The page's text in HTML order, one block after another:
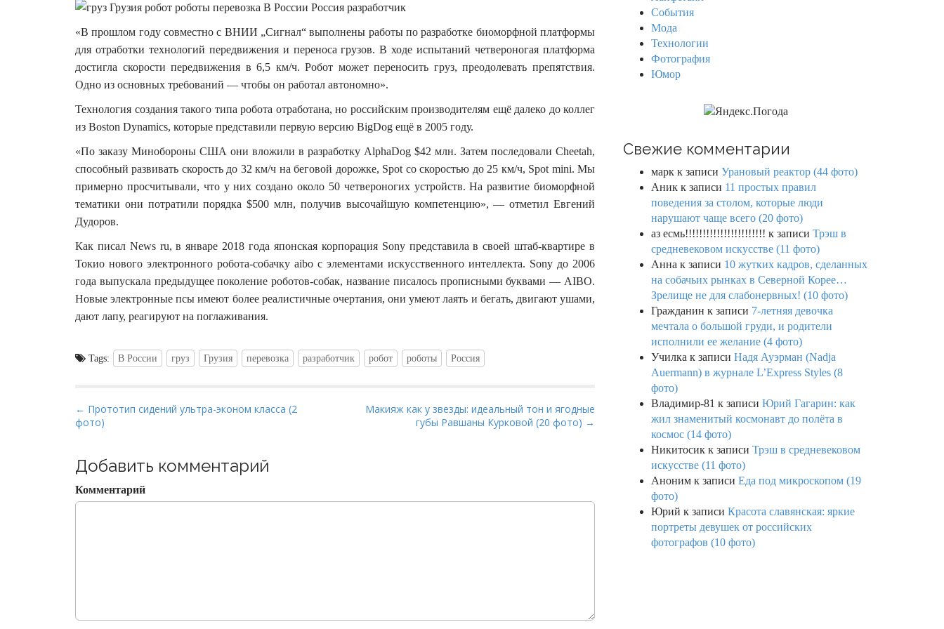
«В прошлом году совместно с ВНИИ „Сигнал“ выполнены работы по разработке биоморфной платформы
для отработки технологий передвижения и переноса грузов. В ходе испытаний четвероногая платформа
достигла скорости передвижения в 6,5 км/ч. Робот может переносить груз, преодолевать препятствия.
Одно из основных требований — чтобы он работал автономно».
Технология создания такого типа робота отработана, но российским производителям ещё далеко до коллег
из Boston Dynamics, которые представили первую версию BigDog ещё в 2005 году.
«По заказу Минобороны США они вложили в разработку AlphaDog $42 млн. Затем последовали Cheetah,
способный развивать скорость до 32 км/ч на беговой дорожке, Spot со скоростью до 25 км/ч, Spot mini. Мы
примерно просчитывали, что у них создано около 50 четвероногих устройств. На развитие биоморфной
тематики они потратили порядка $500 млн, получив высочайшую компетенцию», — отметил Евгений
Дудоров.
Как писал News ru, в январе 2018 года японская корпорация Sony представила в своей штаб-квартире в
Токио нового электронного робота-собачку aibo с элементами искусственного интеллекта. Sony до 2006
года выпускала предыдущее поколение роботов-собак, название писалось прописными буквами — AIBO.
Новые электронные псы имеют более реалистичные очертания, они умеют лаять и бегать, двигают ушами,
дают лапу, реагируют на поглаживания.
Tags: В России груз Грузия перевозка разработчик робот роботы Россия
P
o
t
n
a
← Прототип сидений ультра-эконом класса (2
фото)
Макияж как у звезды: идеальный тон и ягодные
губы Равшаны Курковой (20 фото) →
Добавить комментарий
Комментарий
События
Мода
Технологии
Фотография
Юмор
Свежие комментарии
марк к записи Урановый реактор (44 фото)
Аник к записи 11 простых правил
поведения за столом, которые люди
нарушают чаще всего (20 фото)
аз есмь!!!!!!!!!!!!!!!!!!!!!!! к записи Трэш в
средневековом искусстве (11 фото)
Анна к записи 10 жутких кадров, сделанных
на собачьих рынках в Северной Корее…
Зрелище не для слабонервных! (10 фото)
Гражданин к записи 7-летняя девочка
мечтала о большой груди, и родители
исполнили ее желание (4 фото)
Училка к записи Надя Ауэрман (Nadja
Auermann) в журнале L’Express Styles (8
фото)
Владимир-81 к записи Юрий Гагарин: как
жил знаменитый космонавт до полёта в
космос (14 фото)
Никитосик к записи Трэш в средневековом
искусстве (11 фото)
Аноним к записи Еда под микроскопом (19
фото)
Юрий к записи Красота славянская: яркие
портреты девушек от российских
фотографов (10 фото)